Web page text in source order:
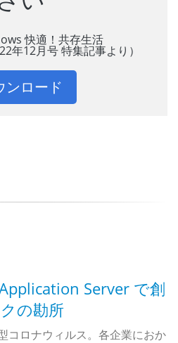
快適！共存生活
年12月号 特集記事より）
ンロード
Server で創
の勘所
コロナウィルス。各企業におか